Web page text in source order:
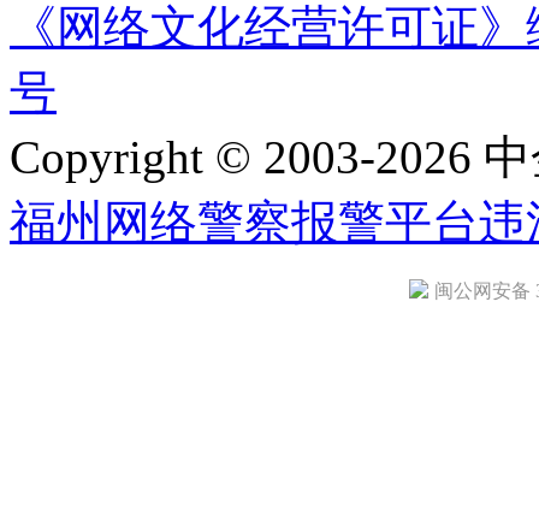
《网络文化经营许可证
号
Copyright © 2003-2026
福州网络警察报警平台违
闽公网安备